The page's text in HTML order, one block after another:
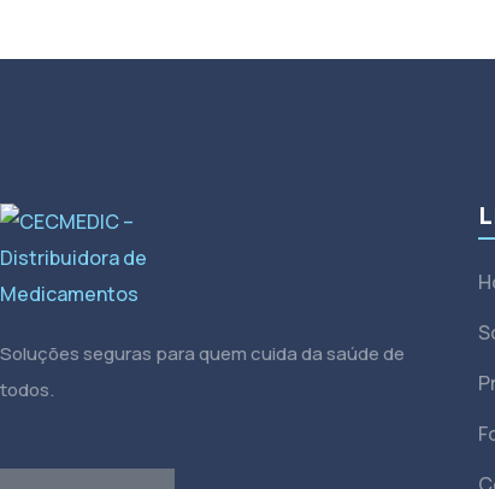
Soluções seguras para quem cuida da saúde de
todos.